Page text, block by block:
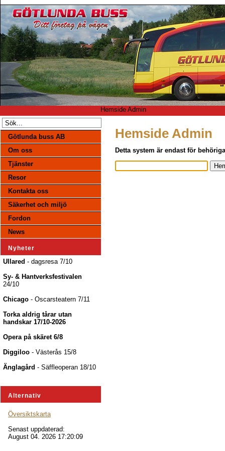
Hemside Admin
Hemside Admin
Detta system är endast för
Götlunda buss AB
Om oss
Tjänster
Resor
Kontakta oss
Säkerhet och miljö
Fordon
News
Nyheter
Ullared - dagsresa 7/10
Sy- & Hantverksfestivalen
24/10
Chicago - Oscarsteatern 7/11
Torka aldrig tårar utan
handskar 17/10-2026
Opera på skäret 6/8
Diggiloo - Västerås 15/8
Änglagård - Säffleoperan 18/10
Alternativ
Översiktskarta
Senast uppdaterad:
August 04. 2026 17:20:09